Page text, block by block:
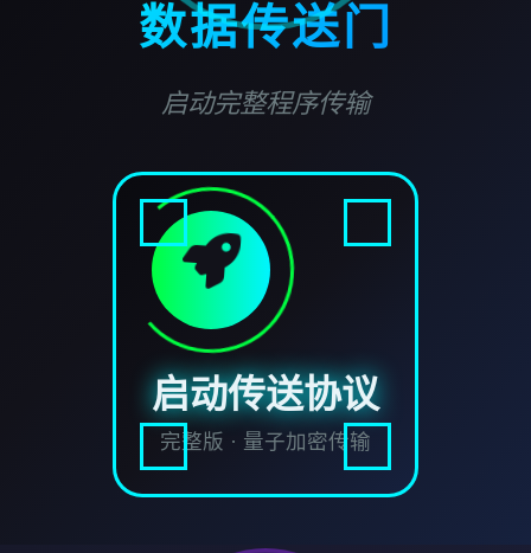
数据传送门
启动完整程序传输
启动传送协议
完整版 · 量子加密传输